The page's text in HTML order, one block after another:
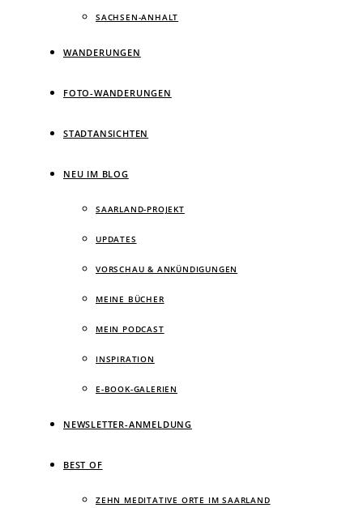
SACHSEN-ANHALT
WANDERUNGEN
FOTO-WANDERUNGEN
STADTANSICHTEN
NEU IM BLOG
SAARLAND-PROJEKT
UPDATES
VORSCHAU & ANKÜNDIGUNGEN
MEINE BÜCHER
MEIN PODCAST
INSPIRATION
E-BOOK-GALERIEN
NEWSLETTER-ANMELDUNG
BEST OF
ZEHN MEDITATIVE ORTE IM SAARLAND